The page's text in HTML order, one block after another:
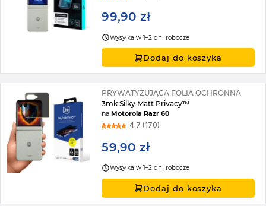
99,90 zł
Wysyłka w 1–2 dni robocze
Dodaj do koszyka
PRYWATYZUJĄCA FOLIA OCHRONNA
3mk Silky Matt Privacy™
naMotorola Razr 60
4.7 (170)
59,90 zł
Wysyłka w 1–2 dni robocze
Dodaj do koszyka